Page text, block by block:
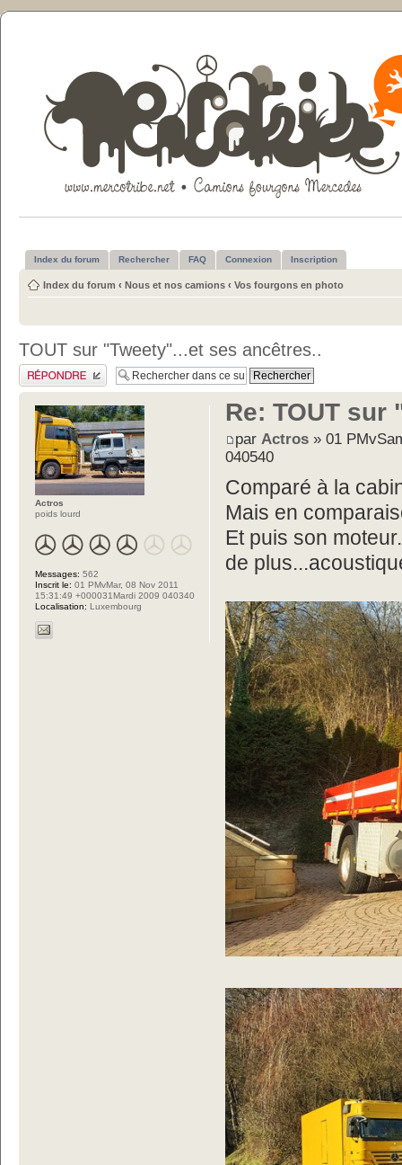
Index du forum Rechercher FAQ Connexion Inscription
Index du forum ‹ Nous et nos camions ‹ Vos fourgons en photo
TOUT sur "Tweety"...et ses ancêtres..
Publier une réponse
Re: TOUT sur
parActros » 01
040540
Comparé à la
Mais en
Et puis son
de
Actros
poids lourd
Messages: 562
Inscrit le: 01 PMvMar, 08 Nov 2011
15:31:49 +000031Mardi 2009 040340
Localisation: Luxembourg